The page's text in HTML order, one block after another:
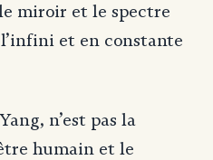
miroir et le spectre
et en constante
n’est pas la
humain et le